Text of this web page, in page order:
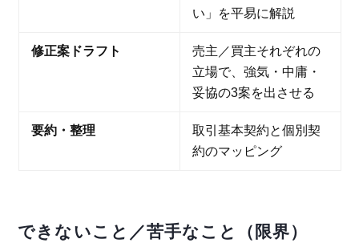
い」を平易に解説
修正案ドラフト
売主／買主それぞれの
立場で、強気・中庸・
妥協の3案を出させる
要約・整理
取引基本契約と個別契
約のマッピング
できないこと／苦手なこと（限界）